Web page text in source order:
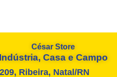
César Store
Indústria, Casa e Campo
Ribeira, Natal/RN